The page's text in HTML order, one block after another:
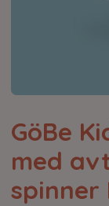
GöBe
med
spinner